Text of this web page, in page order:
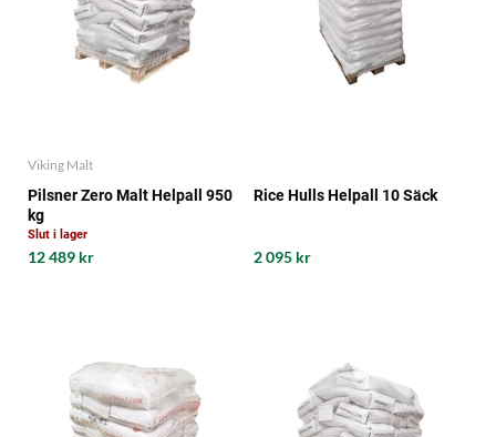
Viking Malt
Pilsner Zero Malt Helpall 950
kg
Slut i lager
12 489 kr
Rice Hulls Helpall 10 Säck
2 095 kr